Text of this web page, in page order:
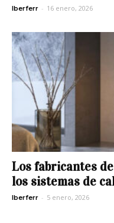
Iberferr - 16 enero, 2026
Los fabricantes
los sistemas de
Iberferr - 5 enero, 2026